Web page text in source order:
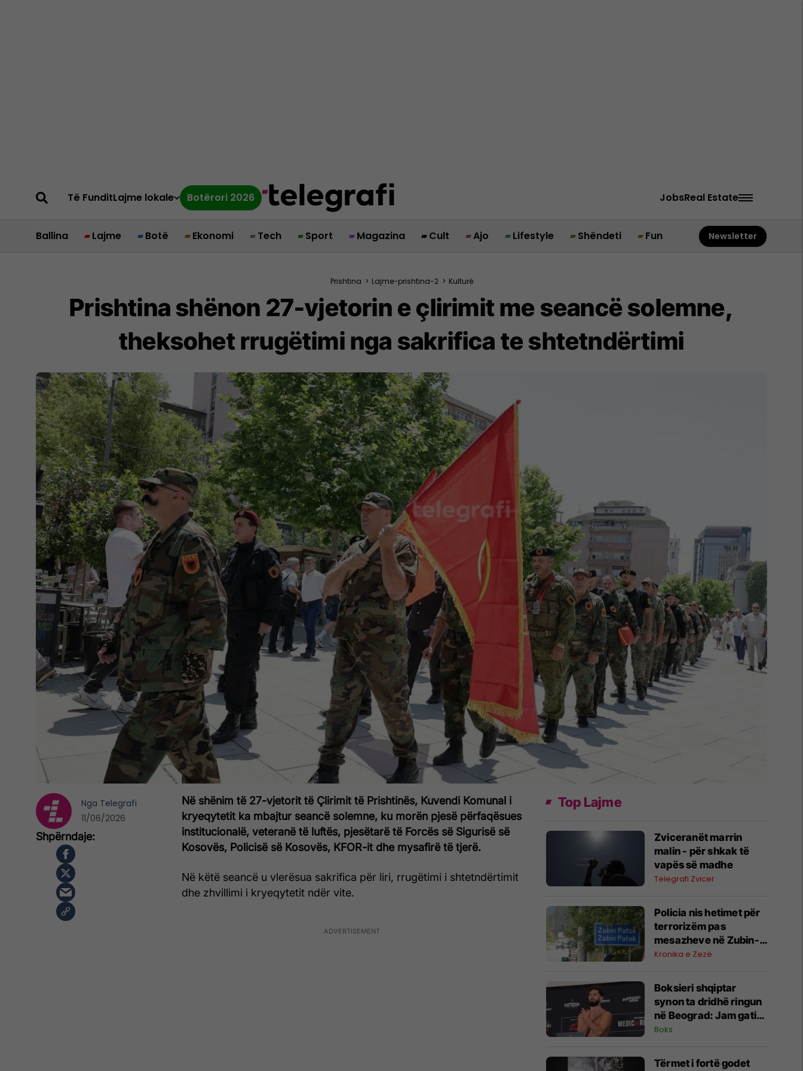
Të FunditLajme lokale Botërori 2026 JobsReal Estate
Ballina Lajme Botë Ekonomi Tech Sport Magazina Cult Ajo Lifestyle Shëndeti Fun Newsletter
Prishtina > Lajme-prishtina-2 > Kulturë
Prishtina shënon 27-vjetorin e çlirimit me seancë solemne,
theksohet rrugëtimi nga sakrifica te shtetndërtimi
Në shënim të 27-vjetorit të Çlirimit të Prishtinës, Kuvendi Komunal i
kryeqytetit ka mbajtur seancë solemne, ku morën pjesë përfaqësues
institucionalë, veteranë të luftës, pjesëtarë të Forcës së Sigurisë së
Kosovës, Policisë së Kosovës, KFOR-it dhe mysafirë të tjerë.
Në këtë seancë u vlerësua sakrifica për liri, rrugëtimi i shtetndërtimit
dhe zhvillimi i kryeqytetit ndër vite.
Nga Telegrafi
11/06/2026
Top Lajme
Zviceranët marrin
malin - për shkak të
vapës së madhe
Telegrafi Zvicer
Policia nis hetimet për
terrorizëm pas
mesazheve në Zubin-
Potok
Kronika e Zezë
Boksieri shqiptar
synon ta dridhë ringun
në Beograd: Jam gati,
Zoti e bekoftë
Boks
Tërmet i fortë godet